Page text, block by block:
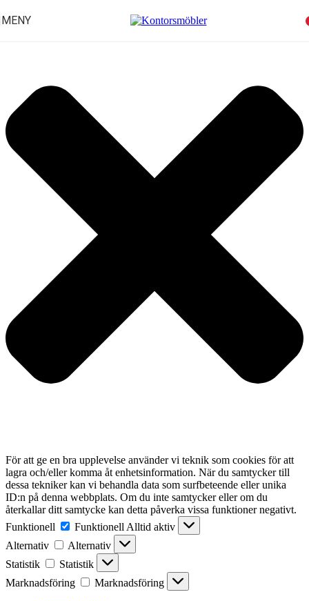
För att ge en bra upplevelse använder vi teknik som cookies för att
lagra och/eller komma åt enhetsinformation. När du samtycker till
dessa tekniker kan vi behandla data som surfbeteende eller unika
ID:n på denna webbplats. Om du inte samtycker eller om du
återkallar ditt samtycke kan detta påverka vissa funktioner negativt.
Funktionell
Funktionell Alltid aktiv
Alternativ
Alternativ
Statistik
Statistik
Marknadsföring
Marknadsföring
MENY